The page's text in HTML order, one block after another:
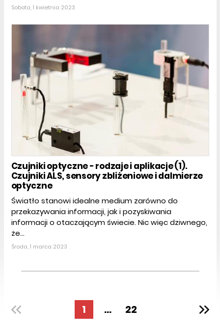
Sobota, 1 kwietnia 2023
Czujniki optyczne - rodzaje i aplikacje (1).
Czujniki ALS, sensory zbliżeniowe i dalmierze
optyczne
Światło stanowi idealne medium zarówno do
przekazywania informacji, jak i pozyskiwania
informacji o otaczającym świecie. Nic więc dziwnego,
że...
Środa, 1 marca 2023
1 ... 22